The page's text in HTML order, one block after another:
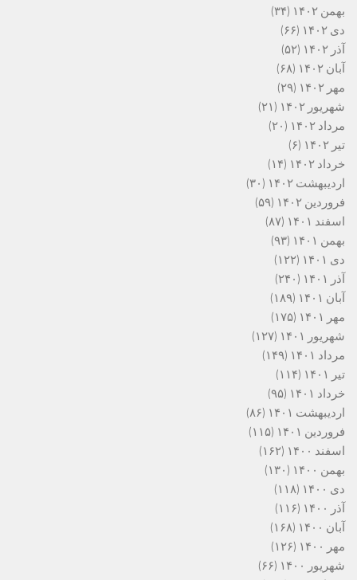
بهمن ۱۴۰۲
(۳۴)
دی ۱۴۰۲
(۶۶)
آذر ۱۴۰۲
(۵۲)
آبان ۱۴۰۲
(۶۸)
مهر ۱۴۰۲
(۲۹)
شهریور ۱۴۰۲
(۲۱)
مرداد ۱۴۰۲
(۲۰)
تیر ۱۴۰۲
(۶)
خرداد ۱۴۰۲
(۱۴)
اردیبهشت ۱۴۰۲
(۳۰)
فروردین ۱۴۰۲
(۵۹)
اسفند ۱۴۰۱
(۸۷)
بهمن ۱۴۰۱
(۹۳)
دی ۱۴۰۱
(۱۲۲)
آذر ۱۴۰۱
(۲۴۰)
آبان ۱۴۰۱
(۱۸۹)
مهر ۱۴۰۱
(۱۷۵)
شهریور ۱۴۰۱
(۱۲۷)
مرداد ۱۴۰۱
(۱۴۹)
تیر ۱۴۰۱
(۱۱۴)
خرداد ۱۴۰۱
(۹۵)
اردیبهشت ۱۴۰۱
(۸۶)
فروردین ۱۴۰۱
(۱۱۵)
اسفند ۱۴۰۰
(۱۶۲)
بهمن ۱۴۰۰
(۱۳۰)
دی ۱۴۰۰
(۱۱۸)
آذر ۱۴۰۰
(۱۱۶)
آبان ۱۴۰۰
(۱۶۸)
مهر ۱۴۰۰
(۱۲۶)
شهریور ۱۴۰۰
(۶۶)